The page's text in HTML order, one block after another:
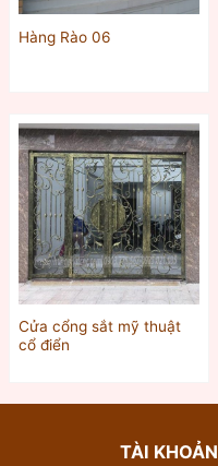
Hàng Rào 06
Cửa cổng sắt mỹ thuật
cổ điển
TÀI KHOẢN